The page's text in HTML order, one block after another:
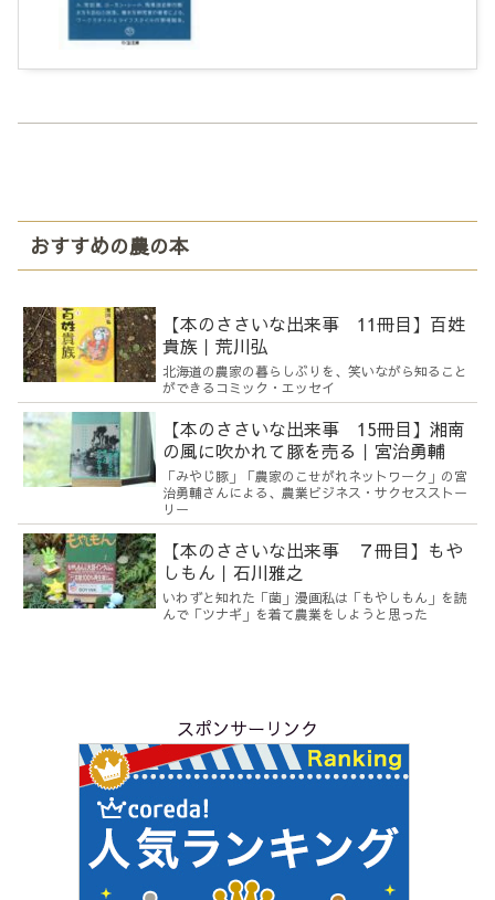
おすすめの農の本
【本のささいな出来事 11冊目】百姓
貴族｜荒川弘
北海道の農家の暮らしぶりを、笑いながら知ること
ができるコミック・エッセイ
【本のささいな出来事 15冊目】湘南
の風に吹かれて豚を売る｜宮治勇輔
「みやじ豚」「農家のこせがれネットワーク」の宮
治勇輔さんによる、農業ビジネス・サクセスストー
リー
【本のささいな出来事 ７冊目】もや
しもん｜石川雅之
いわずと知れた「菌」漫画私は「もやしもん」を読
んで「ツナギ」を着て農業をしようと思った
スポンサーリンク